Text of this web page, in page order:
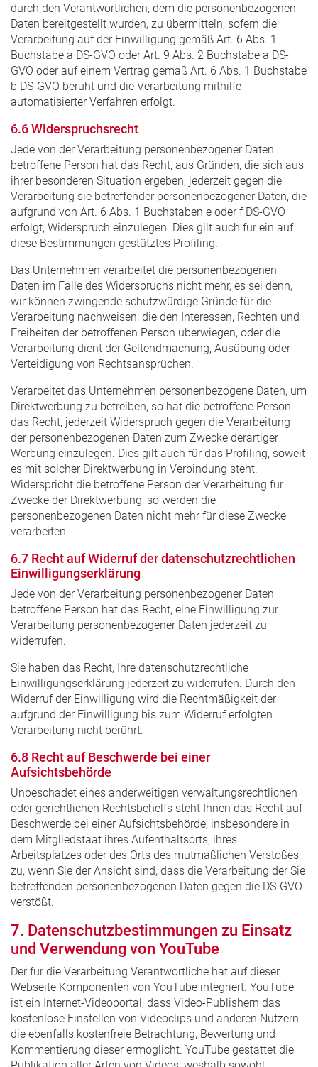
durch den Verantwortlichen, dem die personenbezogenen
Daten bereitgestellt wurden, zu übermitteln, sofern die
Verarbeitung auf der Einwilligung gemäß Art. 6 Abs. 1
Buchstabe a DS-GVO oder Art. 9 Abs. 2 Buchstabe a DS-
GVO oder auf einem Vertrag gemäß Art. 6 Abs. 1 Buchstabe
b DS-GVO beruht und die Verarbeitung mithilfe
automatisierter Verfahren erfolgt.
6.6 Widerspruchsrecht
Jede von der Verarbeitung personenbezogener Daten
betroffene Person hat das Recht, aus Gründen, die sich aus
ihrer besonderen Situation ergeben, jederzeit gegen die
Verarbeitung sie betreffender personenbezogener Daten, die
aufgrund von Art. 6 Abs. 1 Buchstaben e oder f DS-GVO
erfolgt, Widerspruch einzulegen. Dies gilt auch für ein auf
diese Bestimmungen gestütztes Profiling.
Das Unternehmen verarbeitet die personenbezogenen
Daten im Falle des Widerspruchs nicht mehr, es sei denn,
wir können zwingende schutzwürdige Gründe für die
Verarbeitung nachweisen, die den Interessen, Rechten und
Freiheiten der betroffenen Person überwiegen, oder die
Verarbeitung dient der Geltendmachung, Ausübung oder
Verteidigung von Rechtsansprüchen.
Verarbeitet das Unternehmen personenbezogene Daten, um
Direktwerbung zu betreiben, so hat die betroffene Person
das Recht, jederzeit Widerspruch gegen die Verarbeitung
der personenbezogenen Daten zum Zwecke derartiger
Werbung einzulegen. Dies gilt auch für das Profiling, soweit
es mit solcher Direktwerbung in Verbindung steht.
Widerspricht die betroffene Person der Verarbeitung für
Zwecke der Direktwerbung, so werden die
personenbezogenen Daten nicht mehr für diese Zwecke
verarbeiten.
6.7 Recht auf Widerruf der datenschutzrechtlichen
Einwilligungserklärung
Jede von der Verarbeitung personenbezogener Daten
betroffene Person hat das Recht, eine Einwilligung zur
Verarbeitung personenbezogener Daten jederzeit zu
widerrufen.
Sie haben das Recht, Ihre datenschutzrechtliche
Einwilligungserklärung jederzeit zu widerrufen. Durch den
Widerruf der Einwilligung wird die Rechtmäßigkeit der
aufgrund der Einwilligung bis zum Widerruf erfolgten
Verarbeitung nicht berührt.
6.8 Recht auf Beschwerde bei einer
Aufsichtsbehörde
Unbeschadet eines anderweitigen verwaltungsrechtlichen
oder gerichtlichen Rechtsbehelfs steht Ihnen das Recht auf
Beschwerde bei einer Aufsichtsbehörde, insbesondere in
dem Mitgliedstaat ihres Aufenthaltsorts, ihres
Arbeitsplatzes oder des Orts des mutmaßlichen Verstoßes,
zu, wenn Sie der Ansicht sind, dass die Verarbeitung der Sie
betreffenden personenbezogenen Daten gegen die DS-GVO
verstößt.
7. Datenschutzbestimmungen zu Einsatz
und Verwendung von YouTube
Der für die Verarbeitung Verantwortliche hat auf dieser
Webseite Komponenten von YouTube integriert. YouTube
ist ein Internet-Videoportal, dass Video-Publishern das
kostenlose Einstellen von Videoclips und anderen Nutzern
die ebenfalls kostenfreie Betrachtung, Bewertung und
Kommentierung dieser ermöglicht. YouTube gestattet die